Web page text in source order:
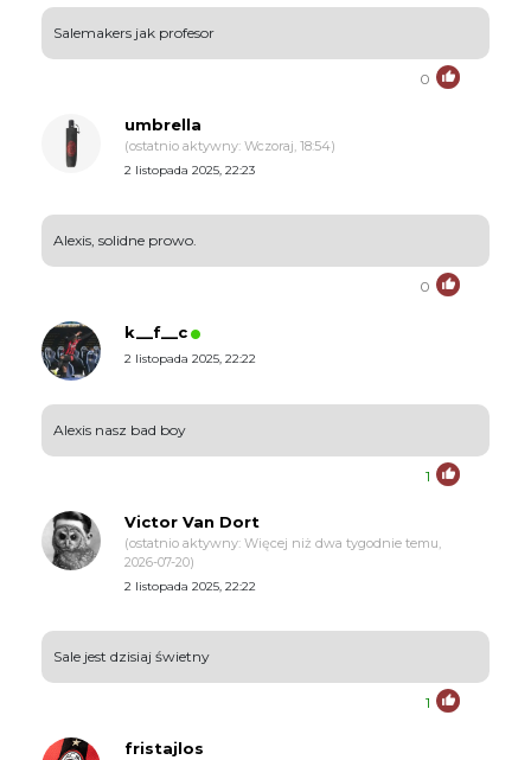
Salemakers jak profesor
0
umbrella
(ostatnio aktywny: Wczoraj, 18:54)
2 listopada 2025, 22:23
Alexis, solidne prowo.
0
k__f__c
2 listopada 2025, 22:22
Alexis nasz bad boy
1
Victor Van Dort
(ostatnio aktywny: Więcej niż dwa tygodnie temu,
2026-07-20)
2 listopada 2025, 22:22
Sale jest dzisiaj świetny
1
fristajlos